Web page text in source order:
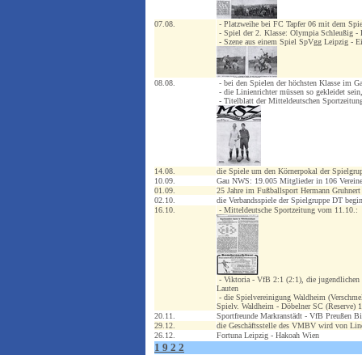
07.08.
- Platzweihe bei FC Tapfer 06 mit dem
- Spiel der 2. Klasse: Olympia Schleußig -
- Szene aus einem Spiel SpVgg Leipzig -
08.08.
- bei den Spielen der höchsten Klasse im
- die Linienrichter müssen so gekleidet
- Titelblatt der Mitteldeutschen
14.08.
die Spiele um den Körnerpokal der
10.09.
Gau NWS: 19.005 Mitglieder in 106
01.09.
25 Jahre im Fußballsport Hermann
02.10.
die Verbandsspiele der Spielgruppe DT
16.10.
- Mitteldeutsche Sportzeitung vom 11.10.:
- Viktoria - VfB 2:1 (2:1), die jugendlichen
Lauten
- die Spielvereinigung Waldheim
Spielv. Waldheim - Döbelner SC (Reserve)
20.11.
Sportfreunde Markranstädt - VfB Preußen
29.12.
die Geschäftsstelle des VMBV wird von
26.12.
Fortuna Leipzig - Hakoah Wien
1 9 2 2